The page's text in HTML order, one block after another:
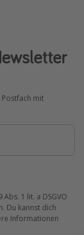
mit
1 lit. a DSGVO
Du kannst dich
Informationen